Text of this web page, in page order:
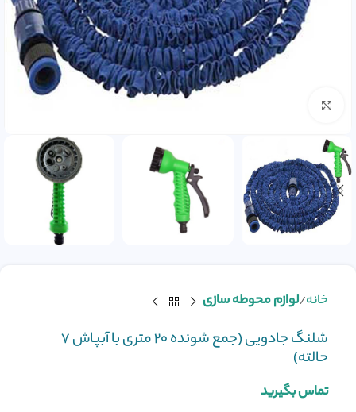
خانه لوازم محوطه سازی
شلنگ جادویی (جمع شونده 20 متری با آبپاش 7
حالته)
تماس بگیرید